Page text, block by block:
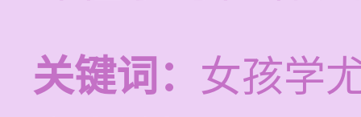
关键词： 女孩学